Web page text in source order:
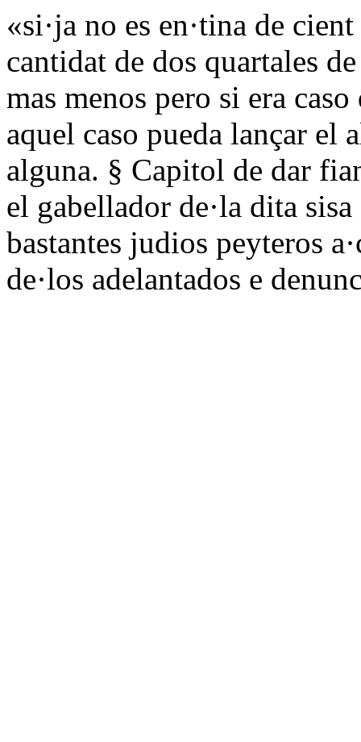
«si·ja no es en·tina de
cantidat de dos quartales
mas menos pero si era
aquel caso pueda lançar el
alguna. § Capitol de dar
el gabellador de·la dita
bastantes judios peyteros
de·los adelantados e